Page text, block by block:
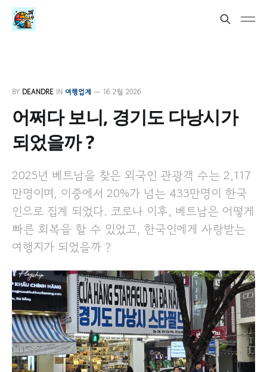
BY DEANDRE IN 여행업계 — 16 2월 2026
어쩌다 보니, 경기도 다낭시가
되었을까 ?
2025년 베트남을 찾은 외국인 관광객 수는 2,117
만명이며, 이중에서 20%가 넘는 433만명이 한국
인으로 집계 되었다. 코로나 이후, 베트남은 어떻게
빠른 회복을 할 수 있었고, 한국인에게 사랑받는
여행지가 되었을까 ?